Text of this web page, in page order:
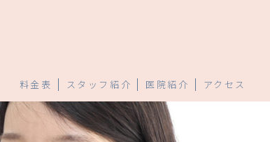
料金表 スタッフ紹介 医院紹介 アクセス